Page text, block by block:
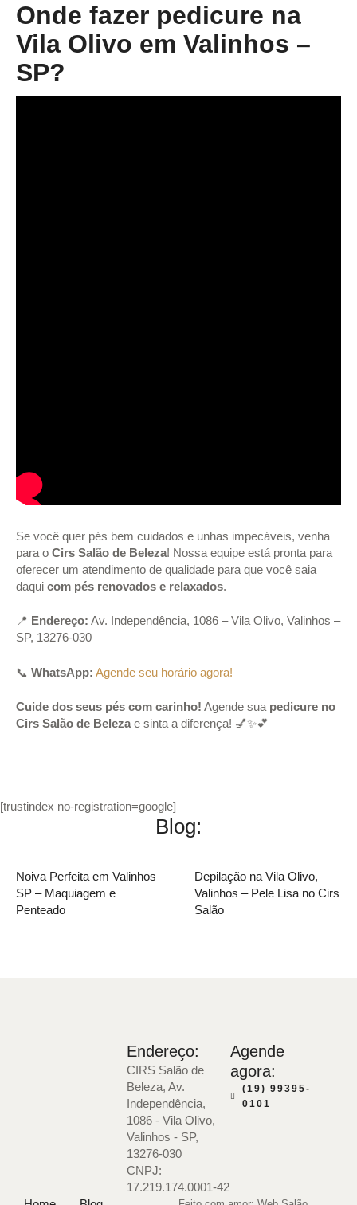
Onde fazer pedicure na
Vila Olivo em Valinhos –
SP?
Se você quer pés bem cuidados e unhas impecáveis, venha
para o Cirs Salão de Beleza! Nossa equipe está pronta para
oferecer um atendimento de qualidade para que você saia
daqui com pés renovados e relaxados.
📍 Endereço: Av. Independência, 1086 – Vila Olivo, Valinhos –
SP, 13276-030
📞 WhatsApp: Agende seu horário agora!
Cuide dos seus pés com carinho! Agende sua pedicure no
Cirs Salão de Beleza e sinta a diferença! 💅✨💕
[trustindex no-registration=google]
Blog:
Noiva Perfeita em Valinhos
SP – Maquiagem e
Penteado
Depilação na Vila Olivo,
Valinhos – Pele Lisa no Cirs
Salão
Endereço:
CIRS Salão de
Beleza, Av.
Independência,
1086 - Vila Olivo,
Valinhos - SP,
13276-030
CNPJ:
17.219.174.0001-42
Agende
agora:
(19) 99395-
0101